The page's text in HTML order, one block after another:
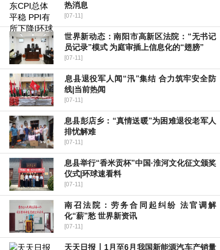
热消息
[07-11]
世界新动态：南阳市高新区法院：“无书记
员记录”模式 为庭审插上信息化的“翅膀”
[07-11]
​息县退役军人闻“汛”集结 合力筑牢安全防
线|当前热闻
[07-11]
息县彭店乡：“真情送暖”为困难退役老军人
排忧解难
[07-11]
​息县举行“香米贡杯”中国·淮河文化征文颁奖
仪式|环球速看料
[07-11]
南召法院：劳务合同起纠纷 法官调解
化“薪”愁 世界新资讯
[07-11]
天天日报丨1月至6月我国新能源汽车产销量